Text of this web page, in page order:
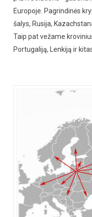
Europoje. Pagrindinės
šalys, Rusija,
Taip pat vežame
Portugaliją, Lenkiją ir